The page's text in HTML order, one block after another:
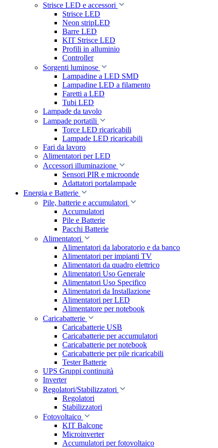
Strisce LED e accessori
Strisce LED
Neon stripLED
Barre LED
KIT Strisce LED
Profili in alluminio
Controller
Sorgenti luminose
Lampadine a LED SMD
Lampadine LED a filamento
Faretti a LED
Tubi LED
Lampade da tavolo
Lampade portatili
Torce LED ricaricabili
Lampade LED ricaricabili
Fari da lavoro
Alimentatori per LED
Accessori illuminazione
Sensori PIR e microonde
Adattatori portalampade
Energia e Batterie
Pile, batterie e accumulatori
Accumulatori
Pile e Batterie
Pacchi Batterie
Alimentatori
Alimentatori da laboratorio e da banco
Alimentatori per impianti TV
Alimentatori da quadro elettrico
Alimentatori Uso Generale
Alimentatori Uso Specifico
Alimentatori da Installazione
Alimentatori per LED
Alimentatore per notebook
Caricabatterie
Caricabatterie USB
Caricabatterie per accumulatori
Caricabatterie per notebook
Caricabatterie per pile ricaricabili
Tester Batterie
UPS Gruppi continuità
Inverter
Regolatori/Stabilizzatori
Regolatori
Stabilizzatori
Fotovoltaico
KIT Balcone
Microinverter
Accumulatori per fotovoltaico